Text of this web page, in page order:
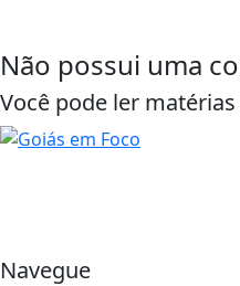
Não possui uma
Você pode ler
Navegue